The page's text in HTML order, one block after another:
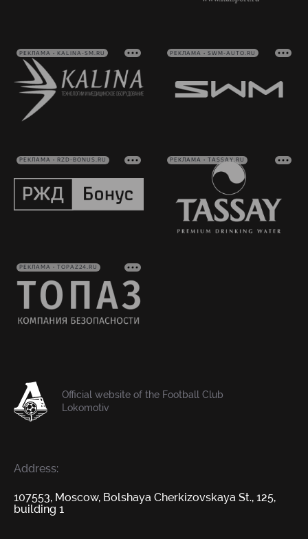
РЕКЛАМА • KALINA-SM.RU РЕКЛАМА • SWM-AUTO.RU
РЕКЛАМА • RZD-BONUS.RU РЕКЛАМА • TASSAY.RU
РЕКЛАМА • TOPAZ24.RU
Official website of the Football Club
Lokomotiv
Address:
107553, Moscow, Bolshaya Cherkizovskaya St., 125,
building 1